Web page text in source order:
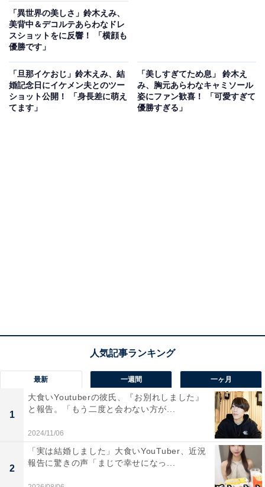
「異世界の美しさ」鈴木えみ、
美背中＆デコルテあらわなドレ
スショットをに反響！ 「横顔も
優勝です」
「旦那イケおじ」鈴木えみ、結
婚記念日にイケメン夫とのツー
ショット公開！ 「身長差に萌え
てます」
「美しすぎてため息」 鈴木え
み、胸元あらわなキャミソール
姿にファン歓喜！ 「可愛すぎて
優勝すぎる」
最新 一週間 一ヶ月
1
大食いYoutuberの彼氏、『お別れしました』
と報告。「もう二度と会わない方が...
2024/11/06
2
「実は結婚しました」大食いYouTuber、近況
報告に驚きの声「まじで幸せになっ...